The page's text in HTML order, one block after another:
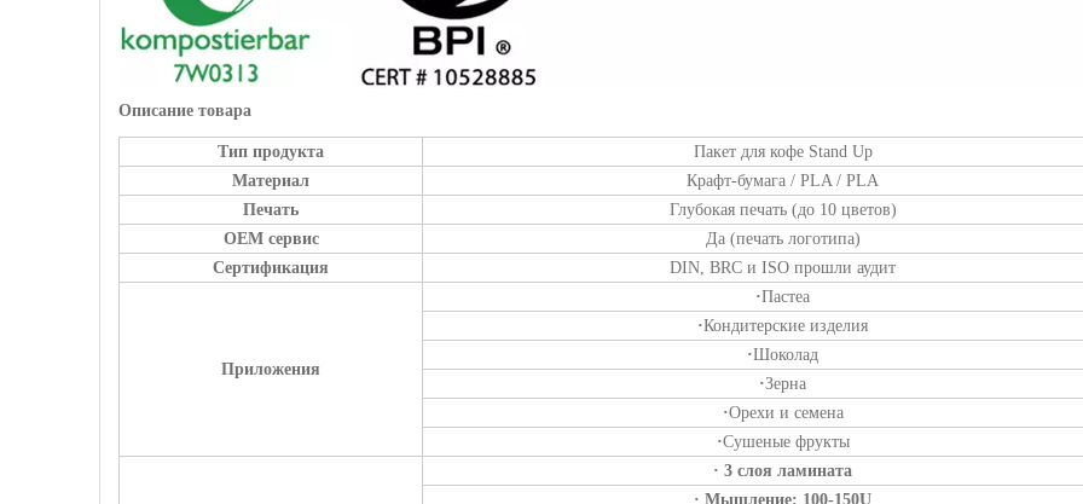
Описание товара
Тип продукта
Пакет для кофе Stand Up
Материал
Крафт-бумага / PLA / PLA
Печать
Глубокая печать (до 10 цветов)
OEM сервис
Да (печать логотипа)
Сертификация
DIN, BRC и ISO прошли аудит
Приложения
·Пастеа
·Кондитерские изделия
·Шоколад
·Зерна
·Орехи и семена
·Сушеные фрукты
· 3 слоя ламината
· Мышление: 100-150U